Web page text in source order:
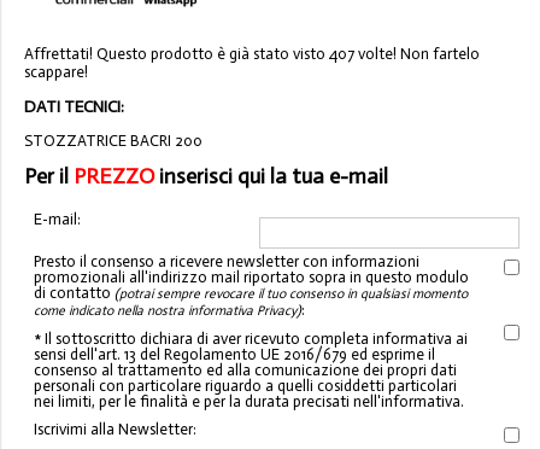
Affrettati! Questo prodotto è già stato visto 407 volte! Non fartelo
scappare!
DATI TECNICI:
STOZZATRICE BACRI 200
Per il PREZZOinserisci qui la tua e-mail
E-mail:
Presto il consenso a ricevere newsletter con informazioni
promozionali all'indirizzo mail riportato sopra in questo modulo
di contatto (potrai sempre revocare il tuo consenso in qualsiasi momento
come indicato nella nostra informativa Privacy):
* Il sottoscritto dichiara di aver ricevuto completa informativa ai
sensi dell'art. 13 del Regolamento UE 2016/679 ed esprime il
consenso al trattamento ed alla comunicazione dei propri dati
personali con particolare riguardo a quelli cosiddetti particolari
nei limiti, per le finalità e per la durata precisati nell'informativa.
Iscrivimi alla Newsletter: